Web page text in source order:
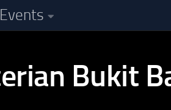
Events